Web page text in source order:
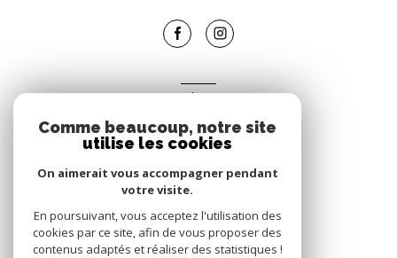
Nous adhérons
Comme beaucoup, notre site
utilise les cookies
On aimerait vous accompagner pendant
votre visite.
En poursuivant, vous acceptez l'utilisation des
cookies par ce site, afin de vous proposer des
contenus adaptés et réaliser des statistiques !